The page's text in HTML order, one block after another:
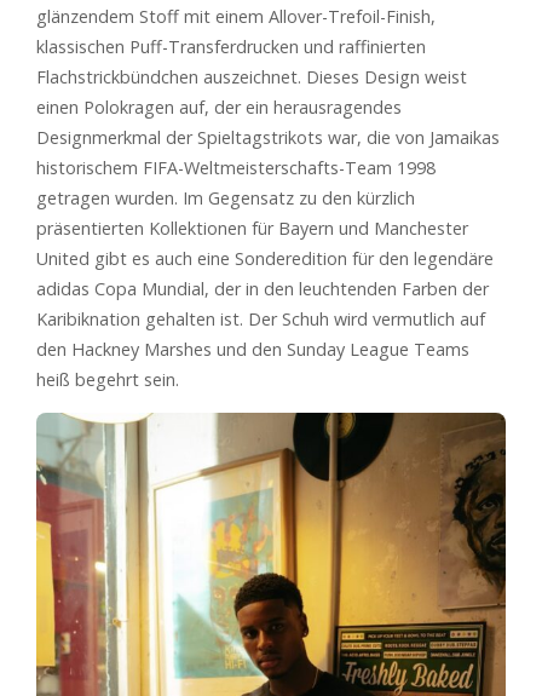
glänzendem Stoff mit einem Allover-Trefoil-Finish,
klassischen Puff-Transferdrucken und raffinierten
Flachstrickbündchen auszeichnet. Dieses Design weist
einen Polokragen auf, der ein herausragendes
Designmerkmal der Spieltagstrikots war, die von Jamaikas
historischem FIFA-Weltmeisterschafts-Team 1998
getragen wurden. Im Gegensatz zu den kürzlich
präsentierten Kollektionen für Bayern und Manchester
United gibt es auch eine Sonderedition für den legendäre
adidas Copa Mundial, der in den leuchtenden Farben der
Karibiknation gehalten ist. Der Schuh wird vermutlich auf
den Hackney Marshes und den Sunday League Teams
heiß begehrt sein.